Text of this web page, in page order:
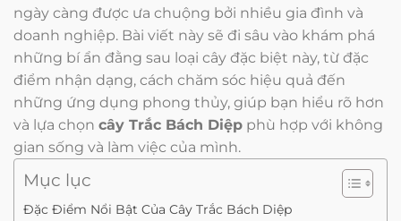
ngày càng được ưa chuộng bởi nhiều gia đình và
doanh nghiệp. Bài viết này sẽ đi sâu vào khám phá
những bí ẩn đằng sau loại cây đặc biệt này, từ đặc
điểm nhận dạng, cách chăm sóc hiệu quả đến
những ứng dụng phong thủy, giúp bạn hiểu rõ hơn
và lựa chọn cây Trắc Bách Diệp phù hợp với không
gian sống và làm việc của mình.
Mục lục
Đặc Điểm Nổi Bật Của Cây Trắc Bách Diệp